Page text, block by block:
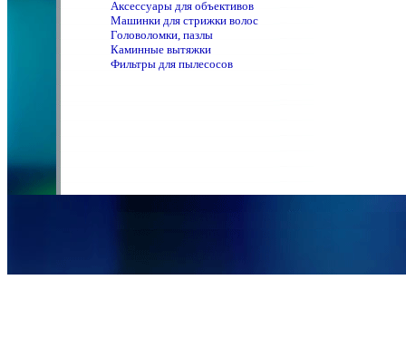
Аксессуары для объективов
Машинки для стрижки волос
Головоломки, пазлы
Каминные вытяжки
Фильтры для пылесосов